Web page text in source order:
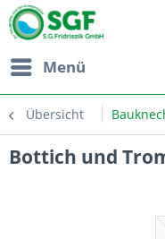
Menü
Übersicht
Bottich und